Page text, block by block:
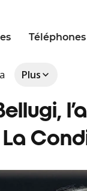
Téléphones
Plus